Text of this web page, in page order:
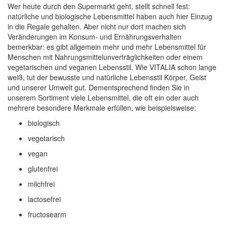
Wer heute durch den Supermarkt geht, stellt schnell fest:
natürliche und biologische Lebensmittel haben auch hier Einzug
in die Regale gehalten. Aber nicht nur dort machen sich
Veränderungen im Konsum- und Ernährungsverhalten
bemerkbar: es gibt allgemein mehr und mehr Lebensmittel für
Menschen mit Nahrungsmittelunverträglichkeiten oder einem
vegetarischen und veganen Lebensstil. Wie VITALIA schon lange
weiß, tut der bewusste und natürliche Lebensstil Körper, Geist
und unserer Umwelt gut. Dementsprechend finden Sie in
unserem Sortiment viele Lebensmittel, die oft ein oder auch
mehrere besondere Merkmale erfüllen, wie beispielsweise:
biologisch
vegetarisch
vegan
glutenfrei
milchfrei
lactosefrei
fructosearm